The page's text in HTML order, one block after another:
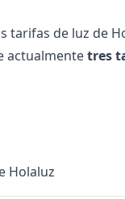
tarifas de luz de
actualmentetres
Holaluz